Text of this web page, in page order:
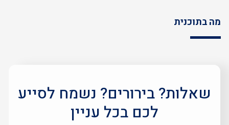
מה בתוכנית
שאלות? בירורים? נשמח לסייע
לכם בכל עניין